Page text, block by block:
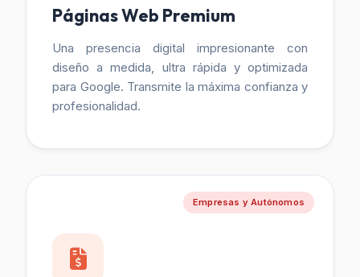
Páginas Web Premium
Una presencia digital impresionante con
diseño a medida, ultra rápida y optimizada
para Google. Transmite la máxima confianza y
profesionalidad.
Empresas y Autónomos